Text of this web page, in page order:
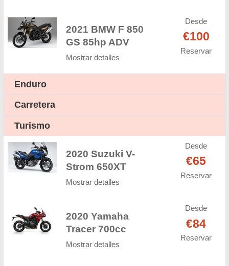
2021 BMW F 850
GS 85hp ADV
Mostrar detalles
Desde
€100
Reservar
Enduro
Carretera
Turismo
2020 Suzuki V-
Strom 650XT
Mostrar detalles
Desde
€65
Reservar
2020 Yamaha
Tracer 700cc
Mostrar detalles
Desde
€84
Reservar